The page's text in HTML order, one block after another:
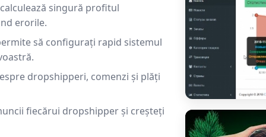
singură profitul
erorile.
să configurați rapid sistemul
dropshipperi, comenzi și plăți
fiecărui dropshipper și creșteți